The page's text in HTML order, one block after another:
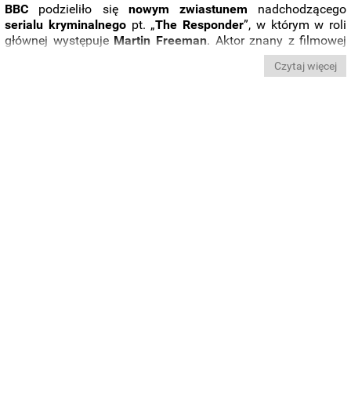
BBC podzieliło się nowym zwiastunem nadchodzącego
serialu kryminalnegopt. „The Responder”, w którym w roli
głównej występuje Martin Freeman. Aktor znany z filmowej
serii o Hobbitach oraz serialu o Sherlocku wcielił się w
Czytaj więcej